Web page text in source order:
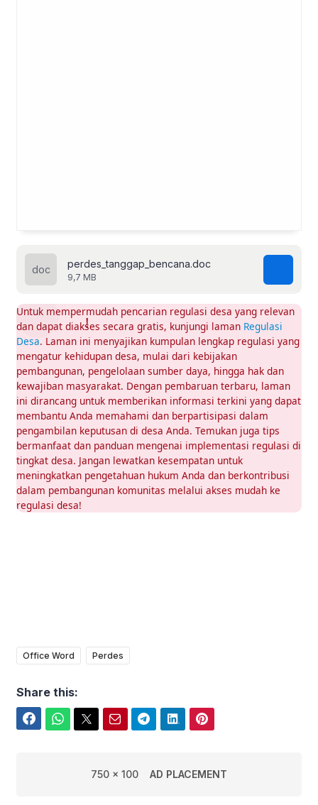
perdes_tanggap_bencana.doc
9,7 MB
Untuk mempermudah pencarian regulasi desa yang relevan
dan dapat diakses secara gratis, kunjungi laman Regulasi
Desa. Laman ini menyajikan kumpulan lengkap regulasi yang
mengatur kehidupan desa, mulai dari kebijakan
pembangunan, pengelolaan sumber daya, hingga hak dan
kewajiban masyarakat. Dengan pembaruan terbaru, laman
ini dirancang untuk memberikan informasi terkini yang dapat
membantu Anda memahami dan berpartisipasi dalam
pengambilan keputusan di desa Anda. Temukan juga tips
bermanfaat dan panduan mengenai implementasi regulasi di
tingkat desa. Jangan lewatkan kesempatan untuk
meningkatkan pengetahuan hukum Anda dan berkontribusi
dalam pembangunan komunitas melalui akses mudah ke
regulasi desa!
Office Word Perdes
Share this:
750 x 100 AD PLACEMENT